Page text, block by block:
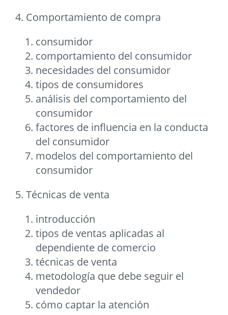
4. Comportamiento de compra
consumidor
comportamiento del consumidor
necesidades del consumidor
tipos de consumidores
análisis del comportamiento del
consumidor
factores de influencia en la conducta
del consumidor
modelos del comportamiento del
consumidor
5. Técnicas de venta
introducción
tipos de ventas aplicadas al
dependiente de comercio
técnicas de venta
metodología que debe seguir el
vendedor
cómo captar la atención